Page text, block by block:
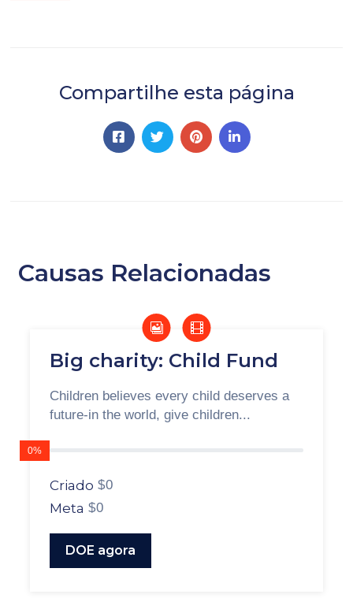
Compartilhe esta página
Causas Relacionadas
Big charity: Child Fund
Children believes every child deserves a
future-in the world, give children...
0%
Criado $0
Meta $0
DOE agora